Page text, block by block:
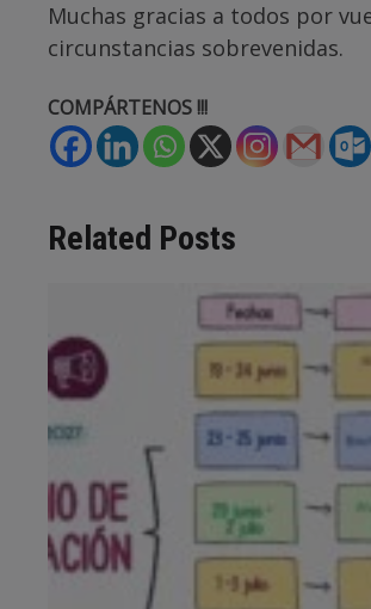
Muchas gracias a todos por
circunstancias sobrevenidas.
COMPÁRTENOS !!!
Related Posts